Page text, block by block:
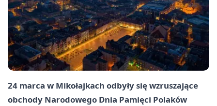
24 marca w Mikołajkach odbyły się wzruszające
obchody Narodowego Dnia Pamięci Polaków